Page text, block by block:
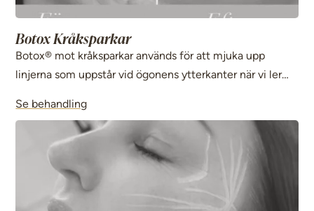
Botox Kråksparkar
Botox® mot kråksparkar används för att mjuka upp
linjerna som uppstår vid ögonens ytterkanter när vi ler
utseende samtidigt som ansiktets naturliga uttryck
Se behandling